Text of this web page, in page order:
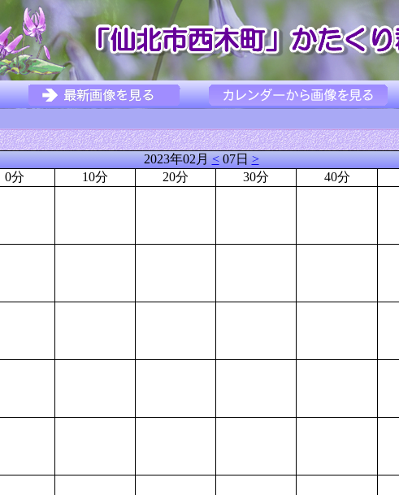
2023年02月<07日>
0分
10分 20分 30分 40分